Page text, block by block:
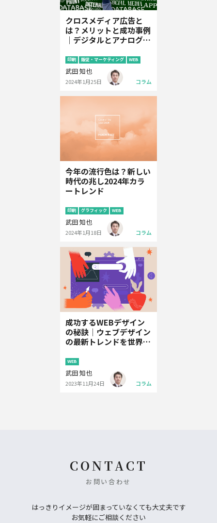
クロスメディア広告と
は？メリットと成功事例
｜デジタルとアナログの
印刷 販促・マーケティング WEB
武田 知也
2024年1月25日 コラム
今年の流行色は？新しい
時代の兆し2024年カラ
ートレンド
印刷 グラフィック WEB
武田 知也
2024年1月18日 コラム
成功するWEBデザイン
の秘訣｜ウェブデザイン
の最新トレンドを世界3
WEB
武田 知也
2023年11月24日 コラム
CONTACT
お問い合わせ
はっきりイメージが固まっていなくても大丈夫です
お気軽にご相談ください